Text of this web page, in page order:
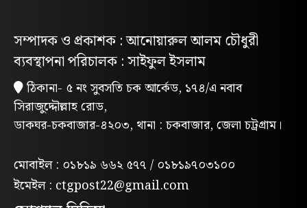
পরিবেশবান্ধব ই-রিকশার লাইসেন্স
গণভোটের রায় ও জুলাই সনদ বাস্তবায়নের
দাবিতে লোহাগাড়ায় ছাত্রশিবিরের বিক্ষোভ
মিছিল
“চাঁদা নাপেয়ে পেঁপে বাগান ধ্বংস: পাহাড়ি
সন্ত্রাসীদের গ্রেপ্তারের দাবিতে পিসিসিপির
বিক্ষোভ”
লোহাগাড়ায় পরিবেশক অ্যাসোসিয়েশনের
সম্পাদক ও প্রকাশক : আনোয়ারুল আলম চৌধুরী
ব্যবস্থাপনা পরিচালক : সাইফুল ইসলাম
ঠিকানা- ৫ নং সুবসতি চক আর্কেড, ১৭৪/এ নবাব
সিরাজুদ্দৌল্লাহ রোড,
ডাকঘর-চকবাজার-৪২০৩, থানা : চকবাজার, জেলা চট্রগ্রাম।
মোবাইল : ০১৮১৯ ৬৬২ ৫৭৭ / ০১৮১৯৭০৩১০০
ইমেইল : ctgpost22@gmail.com